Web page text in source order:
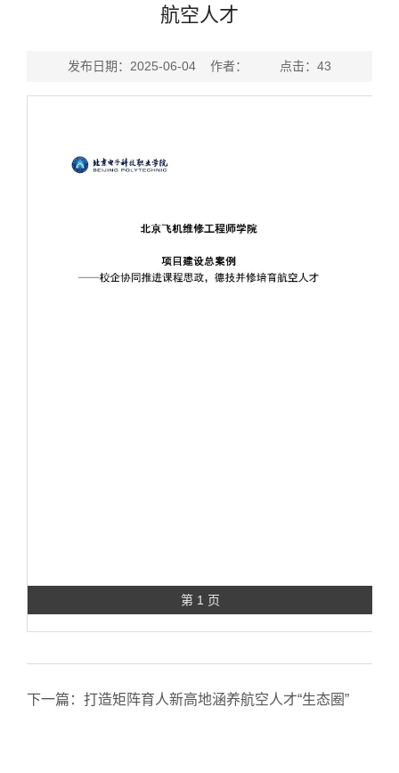
航空人才
发布日期：2025-06-04 作者： 点击： 43
第 1 页
下一篇： 打造矩阵育人新高地涵养航空人才“生态圈”